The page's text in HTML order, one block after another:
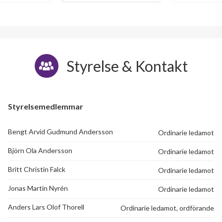
Styrelse & Kontakt
Styrelsemedlemmar
Bengt Arvid Gudmund Andersson Ordinarie ledamot
Björn Ola Andersson Ordinarie ledamot
Britt Christin Falck Ordinarie ledamot
Jonas Martin Nyrén Ordinarie ledamot
Anders Lars Olof Thorell Ordinarie ledamot, ordförande